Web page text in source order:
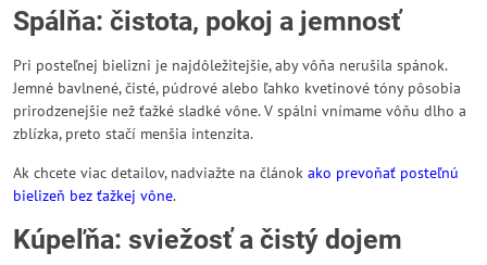
Spálňa: čistota, pokoj a jemnosť
Pri posteľnej bielizni je najdôležitejšie, aby vôňa nerušila spánok.
Jemné bavlnené, čisté, púdrové alebo ľahko kvetinové tóny pôsobia
prirodzenejšie než ťažké sladké vône. V spálni vnímame vôňu dlho a
zblízka, preto stačí menšia intenzita.
Ak chcete viac detailov, nadviažte na článok ako prevoňať posteľnú
bielizeň bez ťažkej vône.
Kúpeľňa: sviežosť a čistý dojem